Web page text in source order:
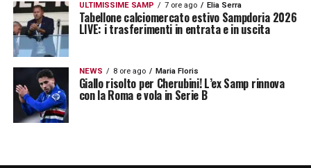
ULTIMISSIME SAMP 7 ore ago Elia Serra
Tabellone calciomercato estivo Sampdoria 2026
LIVE: i trasferimenti in entrata e in uscita
NEWS 8 ore ago Maria Floris
Giallo risolto per Cherubini! L’ex Samp rinnova
con la Roma e vola in Serie B